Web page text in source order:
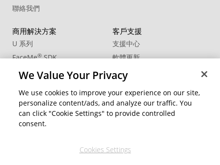
聯絡我們
商用解決方案
U 系列
FaceMe®SDK
客戶支援
支援中心
軟體更新
教學中心
CCP國際專業認證
社群資源
會員專區
變更地區
We Value Your Privacy
We use cookies to improve your experience on our site,
personalize content/ads, and analyze our traffic. You
can click "Cookie Settings" to provide controlled
consent.
Cookies Settings